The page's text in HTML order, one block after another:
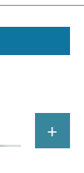
+